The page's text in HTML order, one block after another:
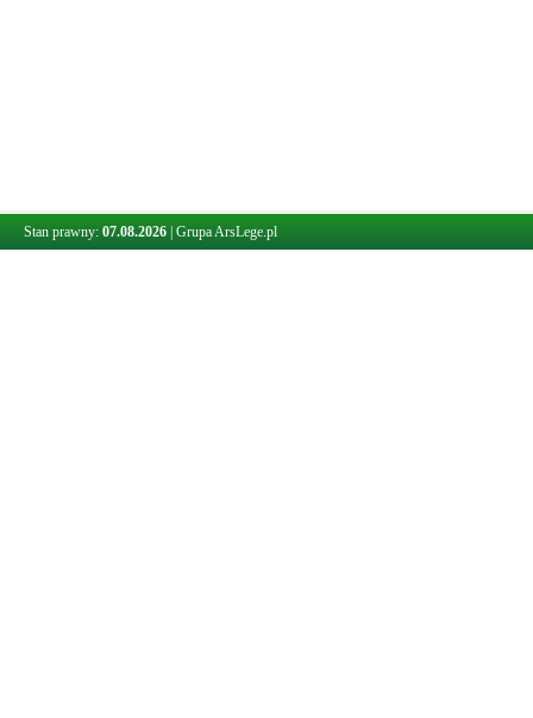
Stan prawny: 07.08.2026 Grupa ArsLege.pl